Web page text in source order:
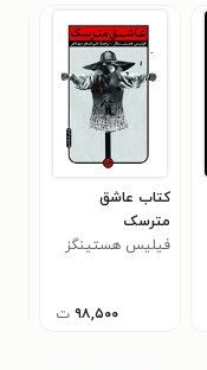
کتاب عاشق
مترسک
فیلیس هستینگز
۹۸,۵۰۰ ت